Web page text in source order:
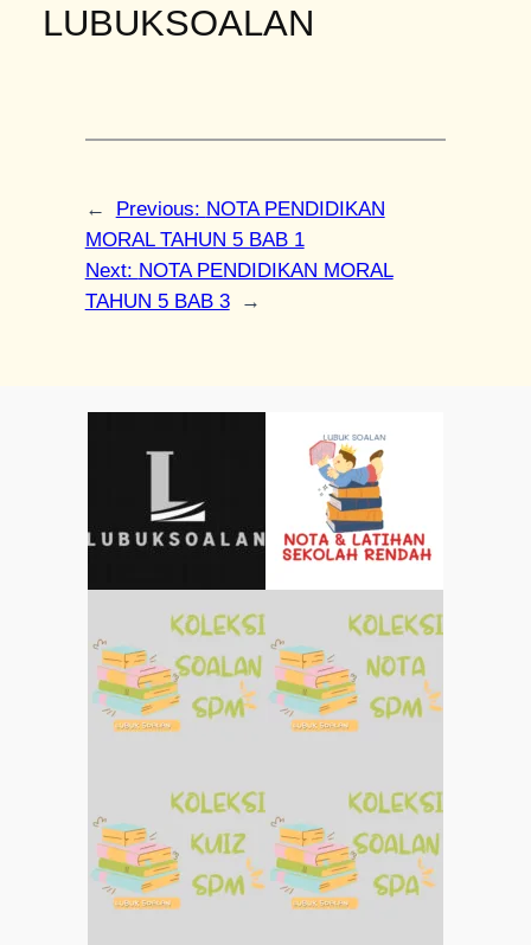
LUBUKSOALAN
← Previous: NOTA PENDIDIKAN
MORAL TAHUN 5 BAB 1
Next: NOTA PENDIDIKAN MORAL
TAHUN 5 BAB 3
→